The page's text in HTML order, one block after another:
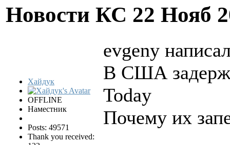
Новости КС 22 Нояб
Хайдук
OFFLINE
Наместник
Posts: 49571
Thank you received:
evgeny
В США
Today
Почему их